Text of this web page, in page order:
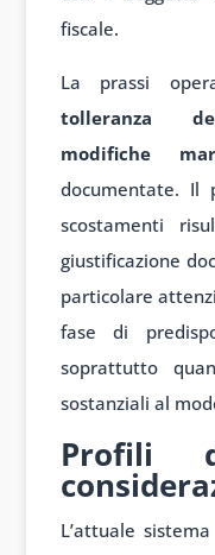
fiscale.
La prassi
tolleranza
modifiche
documentate. Il
scostamenti
giustificazione
particolare
fase di
soprattutto
sostanziali al
Profili
L’attuale